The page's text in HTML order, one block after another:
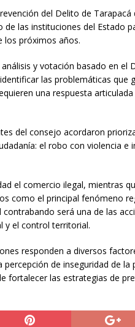
del Delito de
las instituciones del Estado
los próximos años.
y votación basado en el
las problemáticas que
una respuesta
del consejo acordaron
el robo con violencia e
el comercio ilegal, mientras
como el principal fenómeno
será una de las
y el control territorial.
responden a diversos
de inseguridad de la
fortalecer las estrategias de